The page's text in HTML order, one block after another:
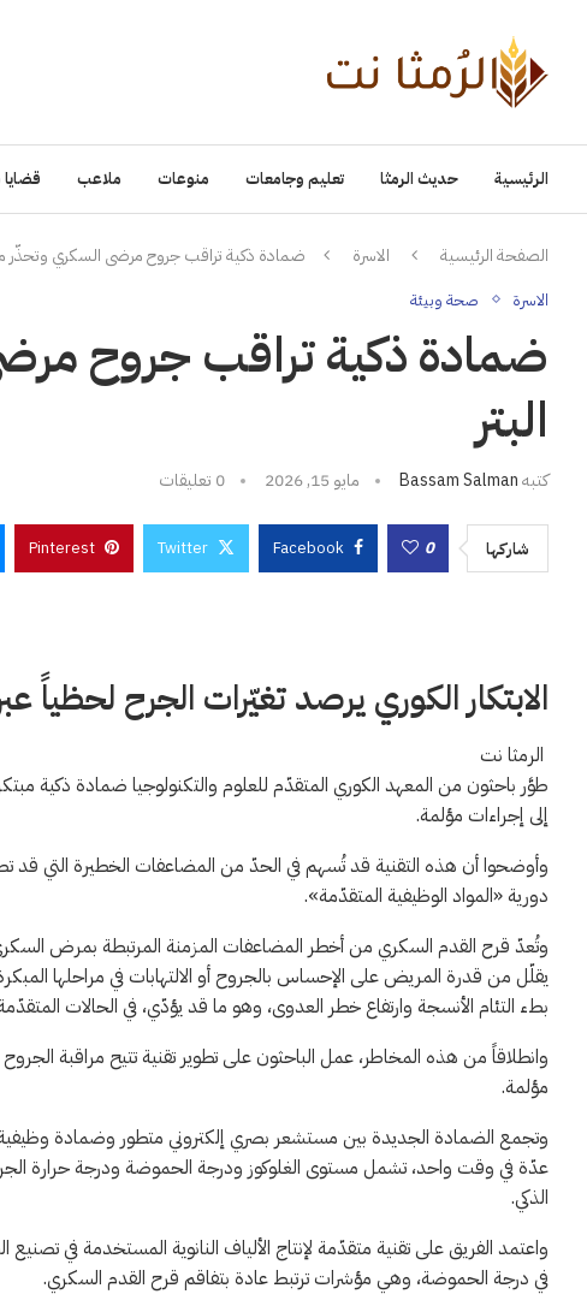
الرئيسية حديث الرمثا تعليم وجامعات منوعات ملاعب
الصفحة الرئيسية الاسرة ضمادة ذكية تراقب جروح مرضى السكري وتحذّر
الاسرة صحة وبيئة
ضمادة ذكية تراقب جروح
البتر
كتبهBassam Salman مايو 15, 2026 0 تعليقات
شاركها 0
Facebook
Twitter
Pinterest
الابتكار الكوري يرصد تغيّرات الجرح
الرمثا نت
طوَّر باحثون من المعهد الكوري المتقدّم للعلوم والتكنولوجيا ضمادة
إلى إجراءات مؤلمة.
وأوضحوا أن هذه التقنية قد تُسهم في الحدّ من المضاعفات الخطيرة التي قد
دورية «المواد الوظيفية المتقدّمة».
وتُعدّ قرح القدم السكري من أخطر المضاعفات المزمنة المرتبطة بمرض
يقلّل من قدرة المريض على الإحساس بالجروح أو الالتهابات في مراحلها
بطء التئام الأنسجة وارتفاع خطر العدوى، وهو ما قد يؤدّي، في الحالات
وانطلاقاً من هذه المخاطر، عمل الباحثون على تطوير تقنية تتيح مراقبة
مؤلمة.
وتجمع الضمادة الجديدة بين مستشعر بصري إلكتروني متطور وضمادة
عدّة في وقت واحد، تشمل مستوى الغلوكوز ودرجة الحموضة ودرجة حرارة
الذكي.
واعتمد الفريق على تقنية متقدّمة لإنتاج الألياف النانوية المستخدمة في تصنيع
في درجة الحموضة، وهي مؤشرات ترتبط عادة بتفاقم قرح القدم السكري.